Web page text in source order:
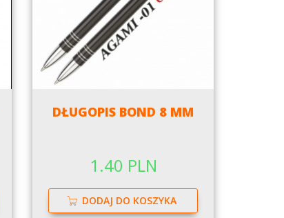
DŁUGOPIS BOND 8 MM
1.40 PLN
DODAJ DO KOSZYKA